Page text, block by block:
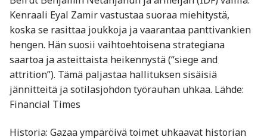
Kenraali Eyal Zamir vastustaa suoraa miehitystä,
koska se rasittaa joukkoja ja vaarantaa panttivankien
hengen. Hän suosii vaihtoehtoisena strategiana
saartoa ja asteittaista heikennystä (“siege and
attrition”). Tämä paljastaa hallituksen sisäisiä
jännitteitä ja sotilasjohdon työrauhan uhkaa. Lähde:
Financial Times
Historia: Gazaa ympäröivä toimet uhkaavat historian